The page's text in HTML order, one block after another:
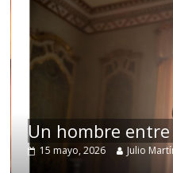
Un hombre
15 mayo, 2026 Julio